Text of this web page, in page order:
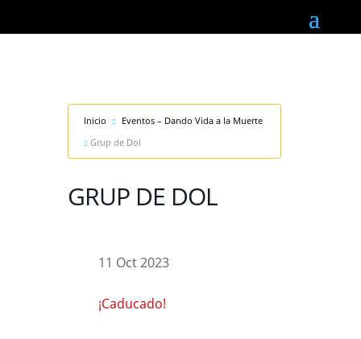
Inicio
Eventos – Dando Vida a la Muerte
Grup de Dol
GRUP DE DOL
11 Oct 2023
¡Caducado!